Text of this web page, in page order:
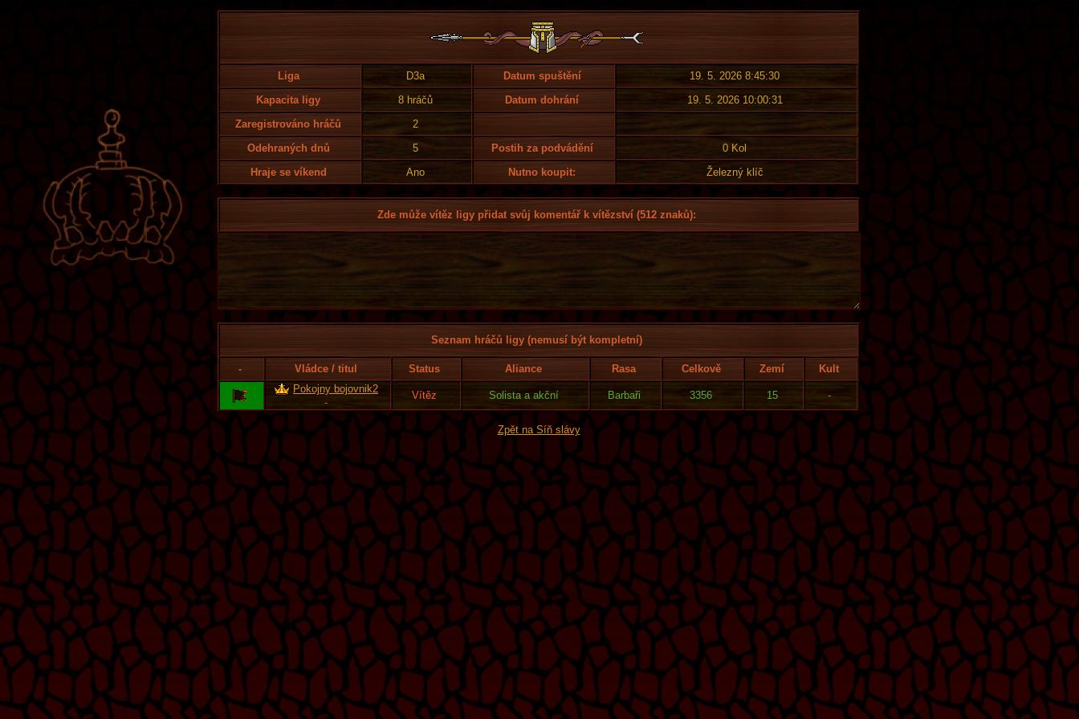
Liga D3a Datum spuštění
19. 5. 2026 8:45:30
Kapacita ligy
8 hráčů Datum dohrání
19. 5. 2026 10:00:31
Zaregistrováno hráčů
2
Odehraných dnů
5 Postih za podvádění
0 Kol
Hraje se víkend
Ano Nutno koupit: Železný klíč
Zde může vítěz ligy přidat svůj komentář k vítězství (512 znaků):
Seznam hráčů ligy (nemusí být kompletní)
- Vládce / titul Status Aliance Rasa Celkově Zemí
Kult
Pokojny bojovnik2
-
Vítěz Solista a akční Barbaři 3356 15 -
Zpět na Síň slávy